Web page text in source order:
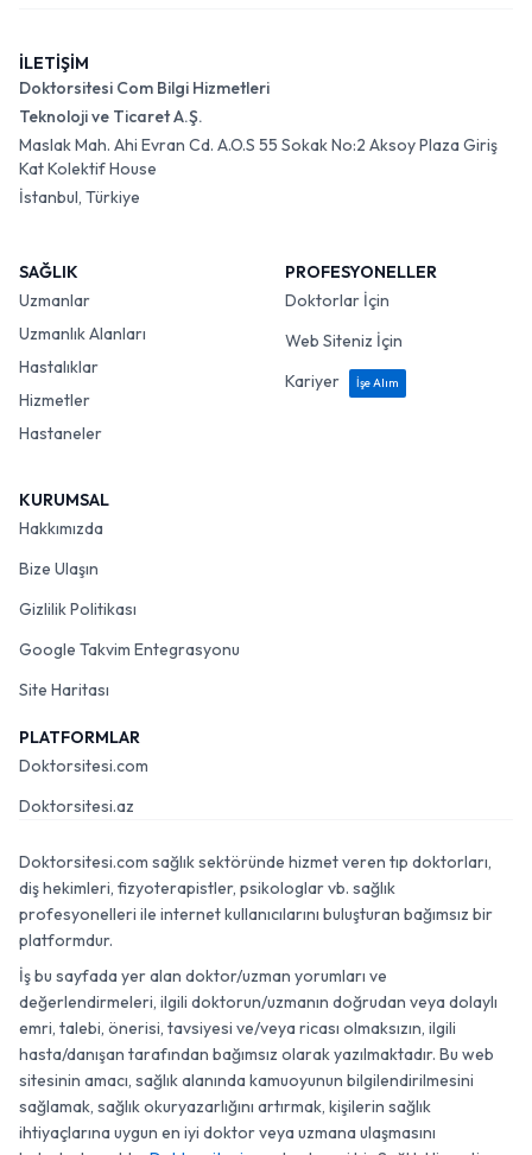
İLETİŞİM
Doktorsitesi Com Bilgi Hizmetleri
Teknoloji ve Ticaret A.Ş.
Maslak Mah. Ahi Evran Cd. A.O.S 55 Sokak No:2 Aksoy Plaza Giriş
Kat Kolektif House
İstanbul, Türkiye
SAĞLIK
Uzmanlar
Uzmanlık Alanları
Hastalıklar
Hizmetler
Hastaneler
PROFESYONELLER
Doktorlar İçin
Web Siteniz İçin
Kariyer
İşe Alım
KURUMSAL
Hakkımızda
Bize Ulaşın
Gizlilik Politikası
Google Takvim Entegrasyonu
Site Haritası
PLATFORMLAR
Doktorsitesi.com
Doktorsitesi.az
Doktorsitesi.com sağlık sektöründe hizmet veren tıp doktorları,
diş hekimleri, fizyoterapistler, psikologlar vb. sağlık
profesyonelleri ile internet kullanıcılarını buluşturan bağımsız bir
platformdur.
İş bu sayfada yer alan doktor/uzman yorumları ve
değerlendirmeleri, ilgili doktorun/uzmanın doğrudan veya dolaylı
emri, talebi, önerisi, tavsiyesi ve/veya ricası olmaksızın, ilgili
hasta/danışan tarafından bağımsız olarak yazılmaktadır. Bu web
sitesinin amacı, sağlık alanında kamuoyunun bilgilendirilmesini
sağlamak, sağlık okuryazarlığını artırmak, kişilerin sağlık
ihtiyaçlarına uygun en iyi doktor veya uzmana ulaşmasını